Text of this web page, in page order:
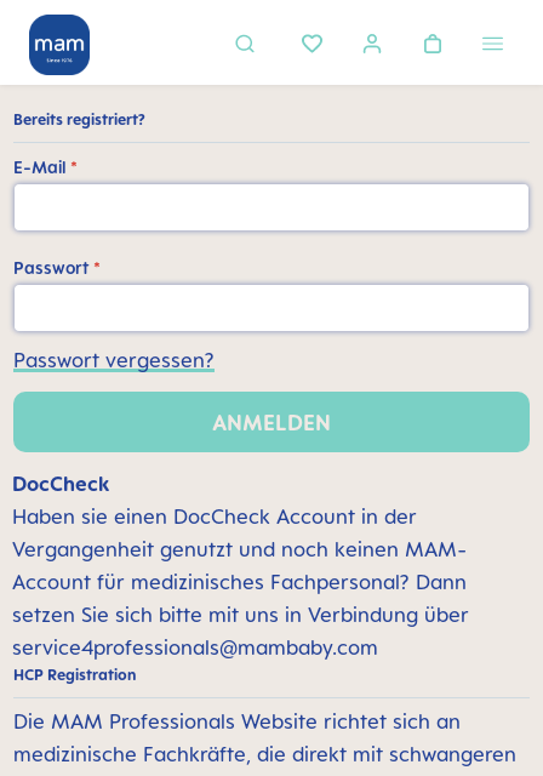
springen
Bereits registriert?
E-Mail *
Passwort *
Passwort vergessen?
ANMELDEN
DocCheck
Haben sie einen DocCheck Account in der
Vergangenheit genutzt und noch keinen MAM-
Account für medizinisches Fachpersonal? Dann
setzen Sie sich bitte mit uns in Verbindung über
service4professionals@mambaby.com
HCP Registration
Die MAM Professionals Website richtet sich an
medizinische Fachkräfte, die direkt mit schwangeren